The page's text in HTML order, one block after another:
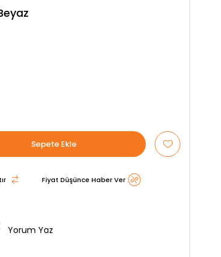
Fiyat Düşünce Haber Ver
Yorum Yaz